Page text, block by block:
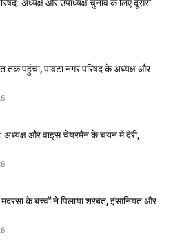
अध्यक्ष और उपाध्यक्ष चुनाव के लिए दूसरी
तक पहुंचा, पांवटा नगर परिषद के अध्यक्ष और
अध्यक्ष और वाइस चेयरमैन के चयन में देरी,
मदरसा के बच्चों ने पिलाया शरबत, इंसानियत और